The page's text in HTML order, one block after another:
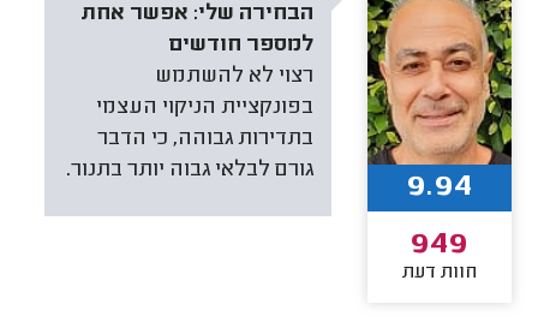
הבחירה שלי: אפשר אחת
למספר חודשים
רצוי לא להשתמש
בפונקציית הניקוי העצמי
בתדירות גבוהה, כי הדבר
גורם לבלאי גבוה יותר בתנור.
9.94
949
חוות דעת